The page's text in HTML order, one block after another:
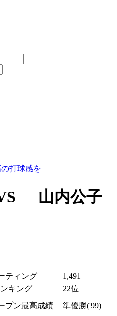
打球感を
山内公子
ティング
1,491
キング
22位
プン最高成績 準優勝('99)